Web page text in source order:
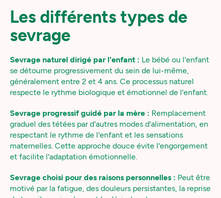
Les différents types de
sevrage
Sevrage naturel dirigé par l'enfant : Le bébé ou l'enfant
se détourne progressivement du sein de lui-même,
généralement entre 2 et 4 ans. Ce processus naturel
respecte le rythme biologique et émotionnel de l'enfant.
Sevrage progressif guidé par la mère : Remplacement
graduel des tétées par d'autres modes d'alimentation, en
respectant le rythme de l'enfant et les sensations
maternelles. Cette approche douce évite l'engorgement
et facilite l'adaptation émotionnelle.
Sevrage choisi pour des raisons personnelles : Peut être
motivé par la fatigue, des douleurs persistantes, la reprise